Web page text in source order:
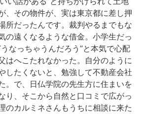
、その物件が、実は東京都に差し押
所だったんです。裁判やるまでもな
の遠くなるような借金。小学生だっ
なっちゃうんだろう”と本気で心配
はへこたれなかった。自分のように
したくないと、勉強して不動産会社
。で、日仏学院の先生方に住まいを
り、そこから自然と口コミで広がっ
のカルミネさんもうちに相談に来た